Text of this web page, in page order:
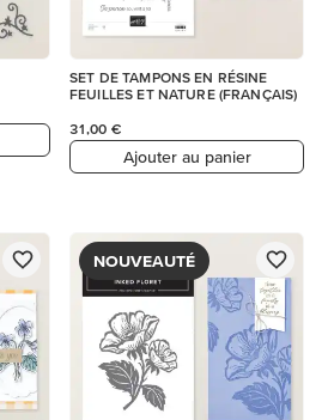
SET DE TAMPONS EN RÉSINE
FEUILLES ET NATURE (FRANÇAIS)
31,00 €
Ajouter au panier
NOUVEAUTÉ